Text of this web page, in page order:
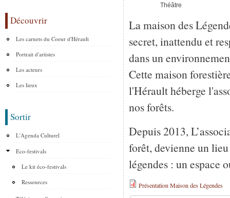
Découvrir
Les carnets du Coeur d'Hérault
Portrait d'artistes
Les acteurs
Les lieux
Sortir
L'Agenda Culturel
Eco-festivals
Le kit éco-festivals
Ressources
Théâtre
La maison des
secret, inattendu et
dans un
Cette maison
l'Hérault héberge
nos forêts.
Depuis 2013,
forêt, devienne un
légendes : un espace
Présentation Maison des Légendes